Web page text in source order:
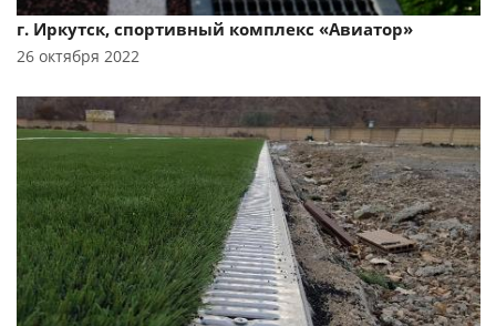
г. Иркутск, спортивный комплекс «Авиатор»
26 октября 2022
Смотреть проект